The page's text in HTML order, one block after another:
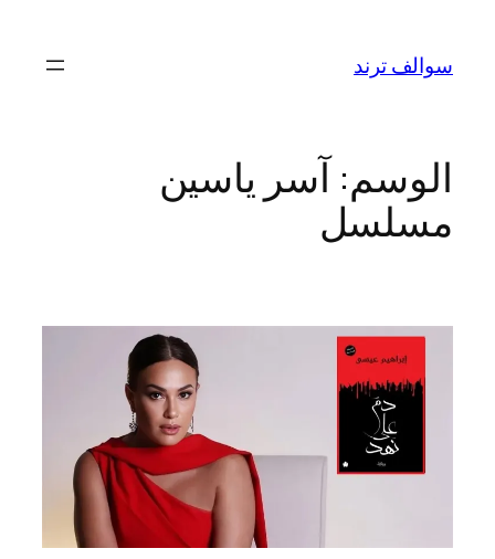
المحتوى
سوالف ترند
الوسم:آسر ياسين
مسلسل